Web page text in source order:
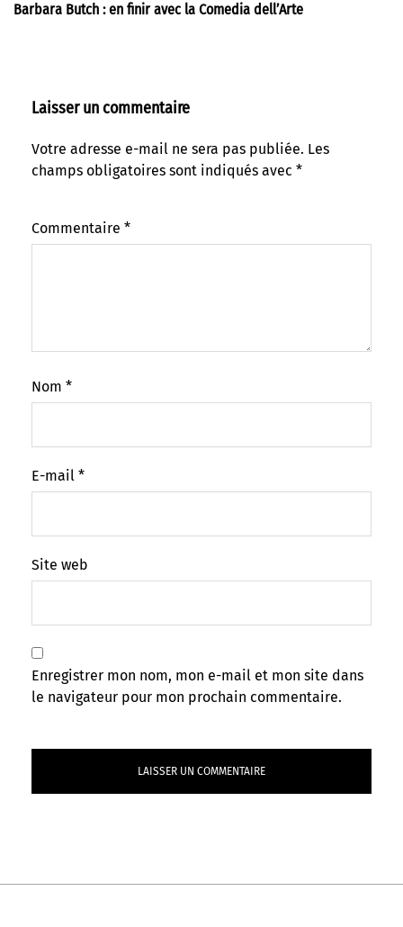
Barbara Butch : en finir avec la Comedia dell’Arte
Laisser un commentaire
Votre adresse e-mail ne sera pas publiée. Les
champs obligatoires sont indiqués avec *
Commentaire *
Nom *
E-mail *
Site web
Enregistrer mon nom, mon e-mail et mon site dans
le navigateur pour mon prochain commentaire.